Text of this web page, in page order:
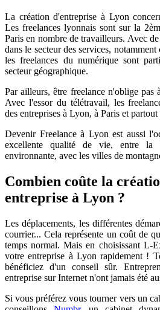
La création d'entreprise à Lyon
Les freelances lyonnais sont sur la
Paris en nombre de travailleurs. Avec
dans le secteur des services,
les freelances du numérique sont
secteur géographique.
Par ailleurs, être freelance n'oblige pas
Avec l'essor du télétravail, les
des entreprises à Lyon, à Paris et
Devenir Freelance à Lyon est aussi
excellente qualité de vie, entre
environnante, avec les villes de
Combien coûte la
entreprise à Lyon ?
Les déplacements, les différentes
courrier... Cela représente un coût de
temps normal. Mais en choisissant L-
votre entreprise à Lyon rapidement !
bénéficiez d'un conseil sûr.
entreprise sur Internet n'ont jamais été
Si vous préférez vous tourner vers un